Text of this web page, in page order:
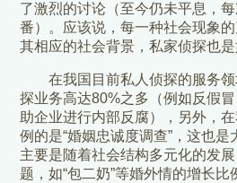
了激烈的讨论（至今仍未平息，
番）。应该说，每一种社会现象
其相应的社会背景，私家侦探也是
在我国目前私人侦探的服务
探业务高达80%之多（例如反假
助企业进行内部反腐），另外，
例的是“婚姻忠诚度调查”，这也
主要是随着社会结构多元化的发
题，如“包二奶”等婚外情的增长